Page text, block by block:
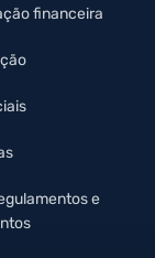
financeira
e